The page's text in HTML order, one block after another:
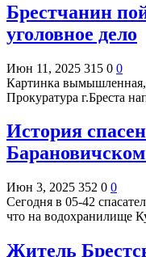
Брестчанин
уголовное дело
Июн 11, 2025 315 0 0
Картинка
Прокуратура г.Бреста
История
Июн 3, 2025 352 0 0
Сегодня в 05-42
что на водохранилище
Житель